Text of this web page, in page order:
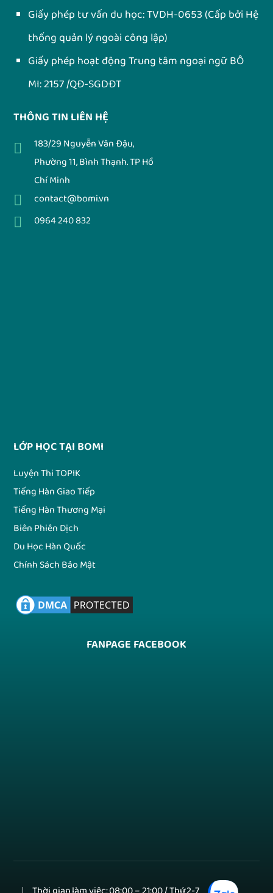
Giấy phép tư vấn du học:TVDH-0653 (Cấp bởi Hệ
thống quản lý ngoài công lập)
Giấy phép hoạt động Trung tâm ngoại ngữ BÔ
MI: 2157 /QĐ-SGDĐT
THÔNG TIN LIÊN HỆ
183/29 Nguyễn Văn Đậu,
Phường 11, Bình Thạnh. TP Hồ
Chí Minh
contact@bomi.vn
0964 240 832
LỚP HỌC TẠI BOMI
Luyện Thi TOPIK
Tiếng Hàn Giao Tiếp
Tiếng Hàn Thương Mại
Biên Phiên Dịch
Du Học Hàn Quốc
Chính Sách Bảo Mật
FANPAGE FACEBOOK